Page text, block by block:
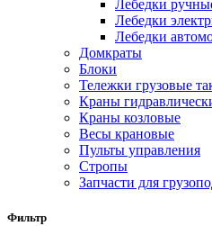
Лебедки
Лебедки
Лебедки
Домкраты
Блоки
Тележки грузовые
Краны
Краны козловые
Весы крановые
Пульты управления
Стропы
Запчасти для
Фильтр